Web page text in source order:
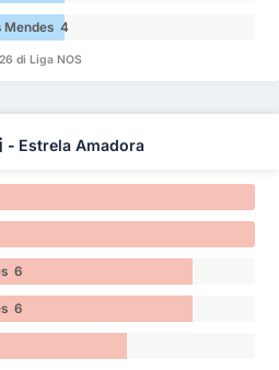
Mendes 4
di Liga NOS
- Estrela Amadora
6
6